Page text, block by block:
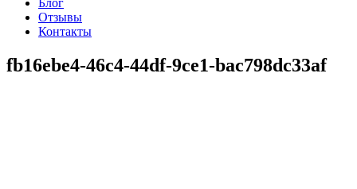
Блог
Отзывы
Контакты
fb16ebe4-46c4-44df-9ce1-bac798dc33af